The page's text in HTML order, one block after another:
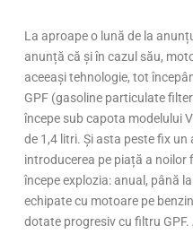
La aproape o lună de la
anunță că și în cazul său,
aceeași tehnologie, tot
GPF (gasoline particulate
începe sub capota modelului
de 1,4 litri. Și asta peste fix un
introducerea pe piață a noilor
începe explozia: anual, până
echipate cu motoare pe
dotate progresiv cu filtru